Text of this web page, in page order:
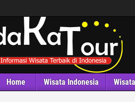
Home Wisata Indonesia